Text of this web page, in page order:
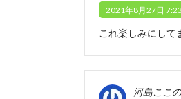
2021年8月27日
これ楽しみにして
河島ここ